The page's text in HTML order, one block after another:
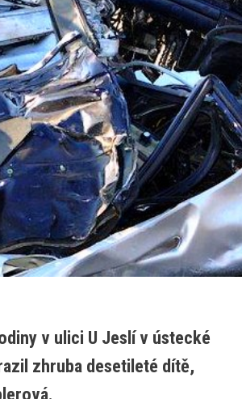
v ulici U Jeslí v ústecké
zhruba desetileté dítě,